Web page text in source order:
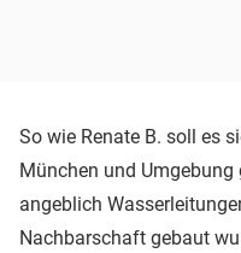
So wie Renate B. soll es
München und
angeblich
Nachbarschaft gebaut